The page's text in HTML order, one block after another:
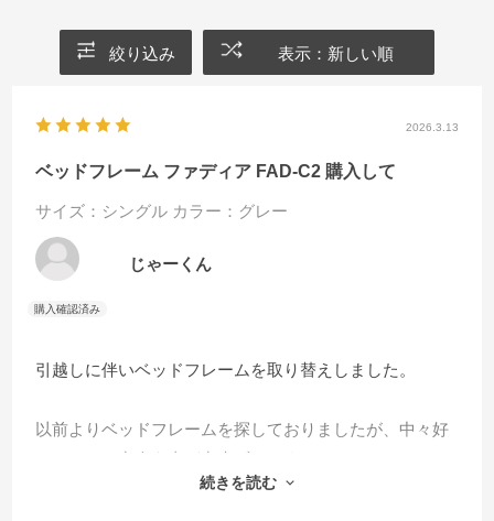
絞り込み 表示：新しい順
2026.3.13
ベッドフレーム ファディア FAD-C2 購入して
サイズ：シングル カラー：グレー
じゃーくん
引越しに伴いベッドフレームを取り替えしました。
以前よりベッドフレームを探しておりましたが、中々好
みのものに出会う事が出来ずにいました。
そんな時フランスベッドのPCサイトの中でまさに
続きを読む